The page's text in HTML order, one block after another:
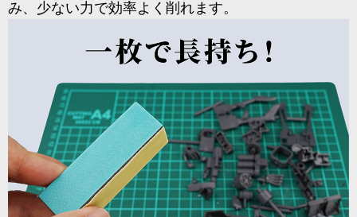
み、少ない力で効率よく削れます。